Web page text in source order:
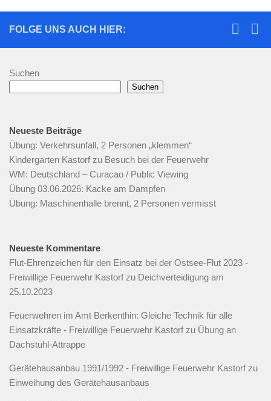
FOLGE UNS AUCH HIER:
Suchen
Suchen
Neueste Beiträge
Übung: Verkehrsunfall, 2 Personen „klemmen“
Kindergarten Kastorf zu Besuch bei der Feuerwehr
WM: Deutschland – Curacao / Public Viewing
Übung 03.06.2026: Kacke am Dampfen
Übung: Maschinenhalle brennt, 2 Personen vermisst
Neueste Kommentare
Flut-Ehrenzeichen für den Einsatz bei der Ostsee-Flut 2023 -
Freiwillige Feuerwehr Kastorf zu Deichverteidigung am
25.10.2023
Feuerwehren im Amt Berkenthin: Gleiche Technik für alle
Einsatzkräfte - Freiwillige Feuerwehr Kastorf zu Übung an
Dachstuhl-Attrappe
Gerätehausanbau 1991/1992 - Freiwillige Feuerwehr Kastorf zu
Einweihung des Gerätehausanbaus